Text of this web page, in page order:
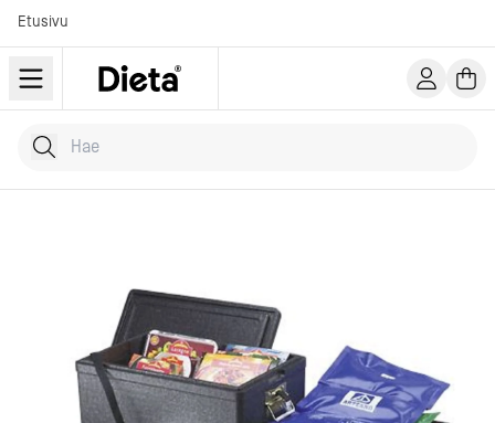
Etusivu
Hae tuotteita
Kirjoita hakusana...